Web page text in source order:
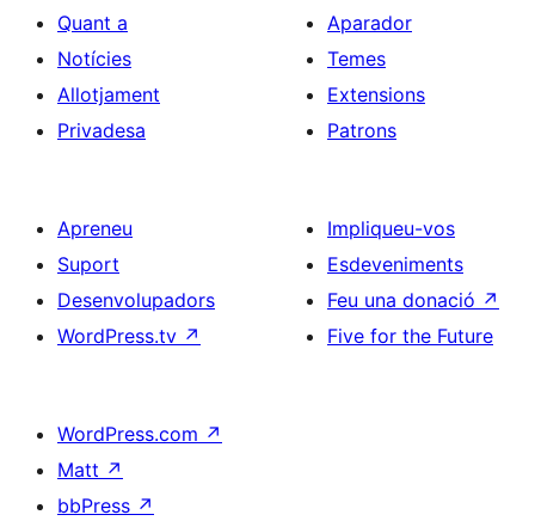
Quant a
Notícies
Allotjament
Privadesa
Aparador
Temes
Extensions
Patrons
Apreneu
Suport
Desenvolupadors
WordPress.tv ↗
Impliqueu-vos
Esdeveniments
Feu una donació ↗
Five for the Future
WordPress.com ↗
Matt ↗
bbPress ↗